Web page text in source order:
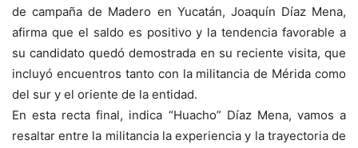
de campaña de Madero en Yucatán, Joaquín Díaz Mena,
afirma que el saldo es positivo y la tendencia favorable a
su candidato quedó demostrada en su reciente visita, que
incluyó encuentros tanto con la militancia de Mérida como
del sur y el oriente de la entidad.
En esta recta final, indica “Huacho” Díaz Mena, vamos a
resaltar entre la militancia la experiencia y la trayectoria de